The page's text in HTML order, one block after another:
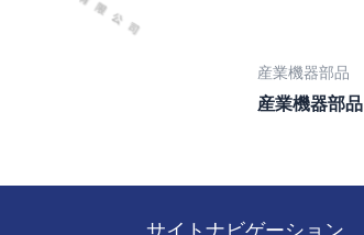
産業機器部品
産業機器部品
サイトナビゲーション